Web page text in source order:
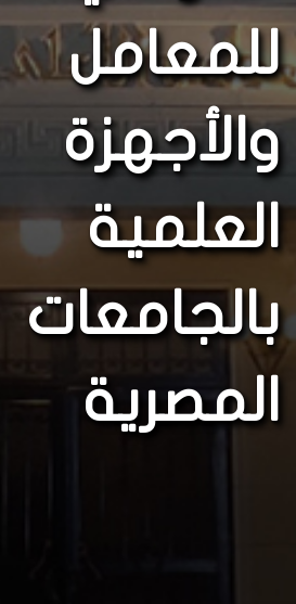
للمعامل
والأجهزة
العلمية
بالجامعات
المصرية